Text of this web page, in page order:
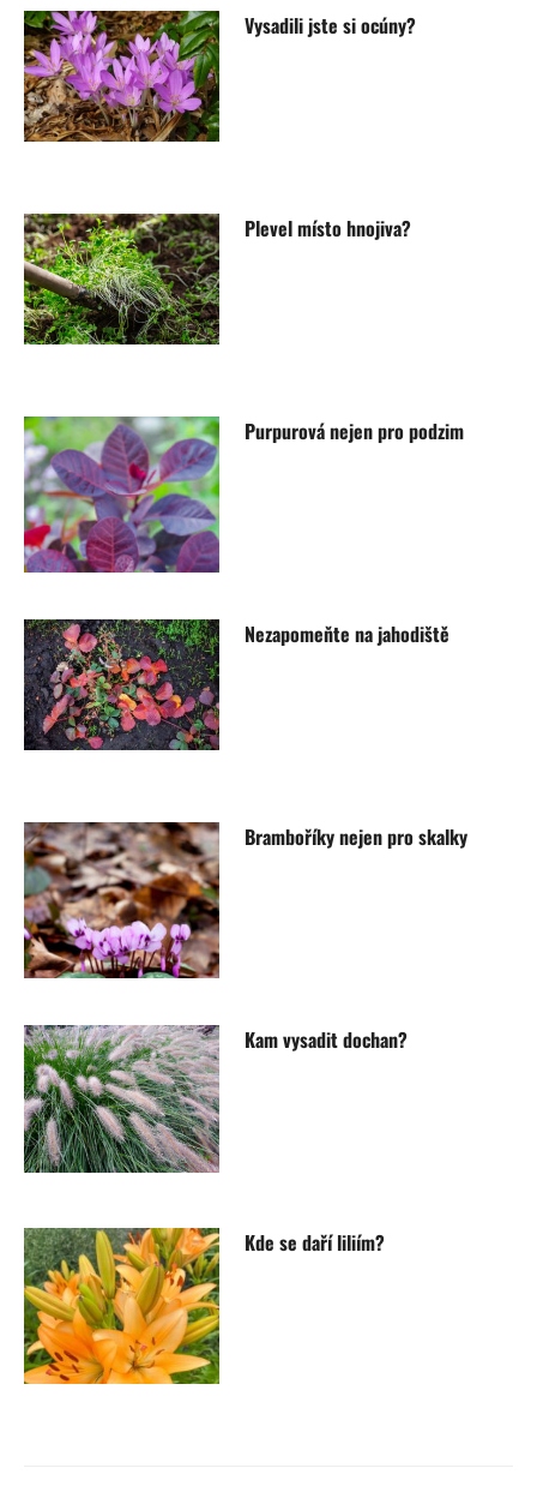
Vysadili jste si ocúny?
Plevel místo hnojiva?
Purpurová nejen pro podzim
Nezapomeňte na jahodiště
Bramboříky nejen pro skalky
Kam vysadit dochan?
Kde se daří liliím?